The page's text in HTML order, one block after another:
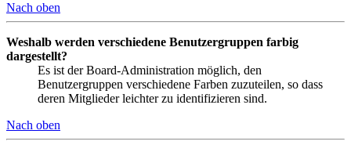
Nach oben
Weshalb werden verschiedene Benutzergruppen farbig
dargestellt?
Es ist der Board-Administration möglich, den
Benutzergruppen verschiedene Farben zuzuteilen, so dass
deren Mitglieder leichter zu identifizieren sind.
Nach oben